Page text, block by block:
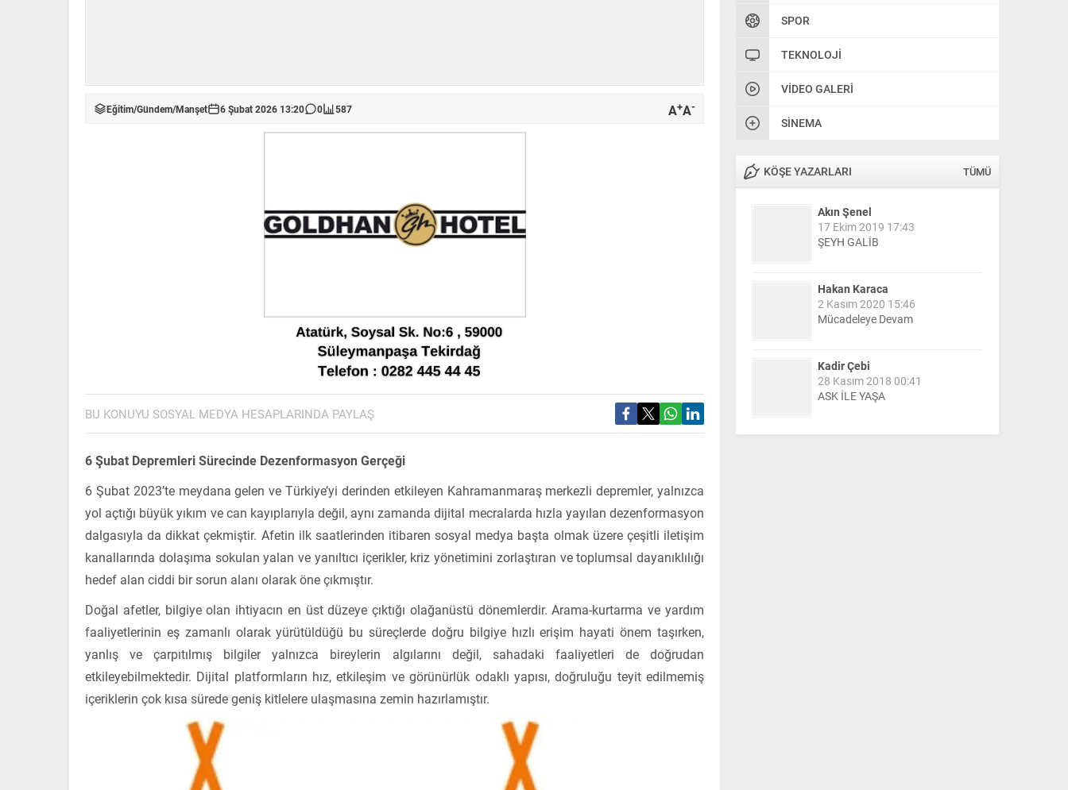
SPOR
TEKNOLOJI
VIDEO GALERI
SINEMA
KÖŞE YAZARLARI TÜMÜ
Akın Şenel
17 Ekim 2019 17:43
ŞEYH GALİB
Hakan Karaca
2 Kasım 2020 15:46
Mücadeleye Devam
Kadir Çebi
28 Kasım 2018 00:41
ASK İLE YAŞA
Eğitim/Gündem/Manşet 6 Şubat 2026 13:20 0 587 A+A-
BU KONUYU SOSYAL MEDYA HESAPLARINDA PAYLAŞ
6 Şubat Depremleri Sürecinde Dezenformasyon Gerçeği
6 Şubat 2023’te meydana gelen ve Türkiye’yi derinden etkileyen Kahramanmaraş merkezli depremler, yalnızca
yol açtığı büyük yıkım ve can kayıplarıyla değil, aynı zamanda dijital mecralarda hızla yayılan dezenformasyon
dalgasıyla da dikkat çekmiştir. Afetin ilk saatlerinden itibaren sosyal medya başta olmak üzere çeşitli iletişim
kanallarında dolaşıma sokulan yalan ve yanıltıcı içerikler, kriz yönetimini zorlaştıran ve toplumsal dayanıklılığı
hedef alan ciddi bir sorun alanı olarak öne çıkmıştır.
Doğal afetler, bilgiye olan ihtiyacın en üst düzeye çıktığı olağanüstü dönemlerdir. Arama-kurtarma ve yardım
faaliyetlerinin eş zamanlı olarak yürütüldüğü bu süreçlerde doğru bilgiye hızlı erişim hayati önem taşırken,
yanlış ve çarpıtılmış bilgiler yalnızca bireylerin algılarını değil, sahadaki faaliyetleri de doğrudan
etkileyebilmektedir. Dijital platformların hız, etkileşim ve görünürlük odaklı yapısı, doğruluğu teyit edilmemiş
içeriklerin çok kısa sürede geniş kitlelere ulaşmasına zemin hazırlamıştır.